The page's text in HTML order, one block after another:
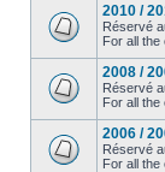
2010 /
Réservé
For all the
2008 /
Réservé
For all the
2006 /
Réservé
For all the